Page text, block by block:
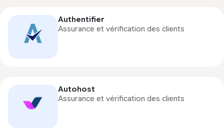
Authentifier
Assurance et vérification des clients
Autohost
Assurance et vérification des clients